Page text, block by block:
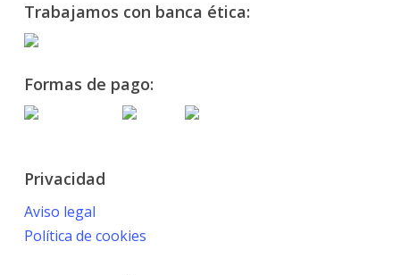
Trabajamos con banca ética:
Formas de pago:
Privacidad
Aviso legal
Política de cookies